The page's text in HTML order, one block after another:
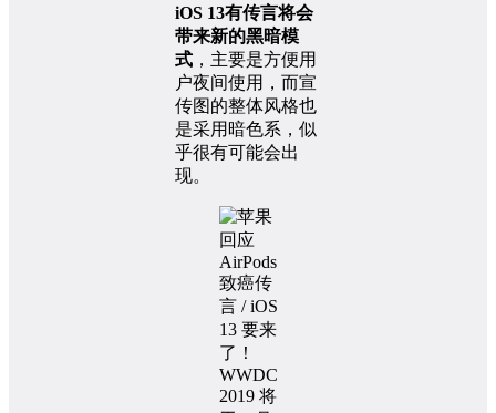
iOS 13有传言将会
带来新的黑暗模
式 ，主要是方便用
户夜间使用，而宣
传图的整体风格也
是采用暗色系，似
乎很有可能会出
现。